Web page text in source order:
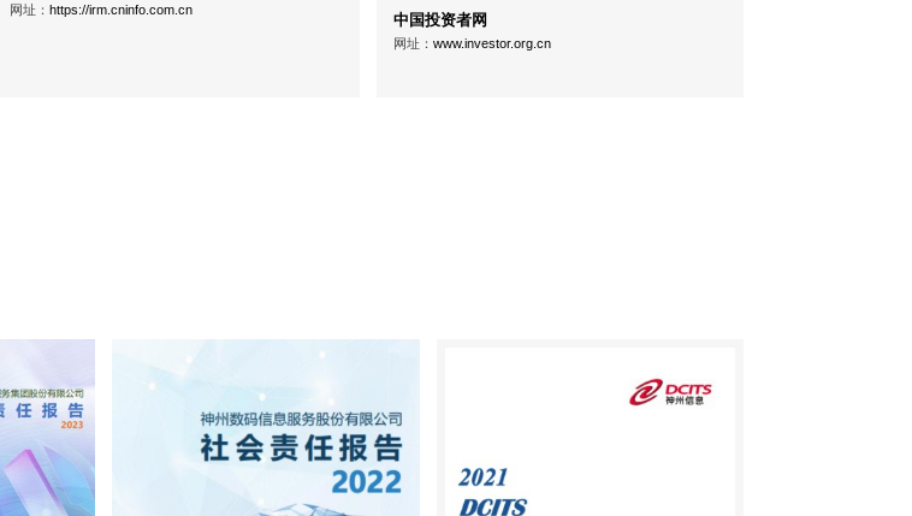
网址： https://irm.cninfo.com.cn
中国投资者网
网址： www.investor.org.cn